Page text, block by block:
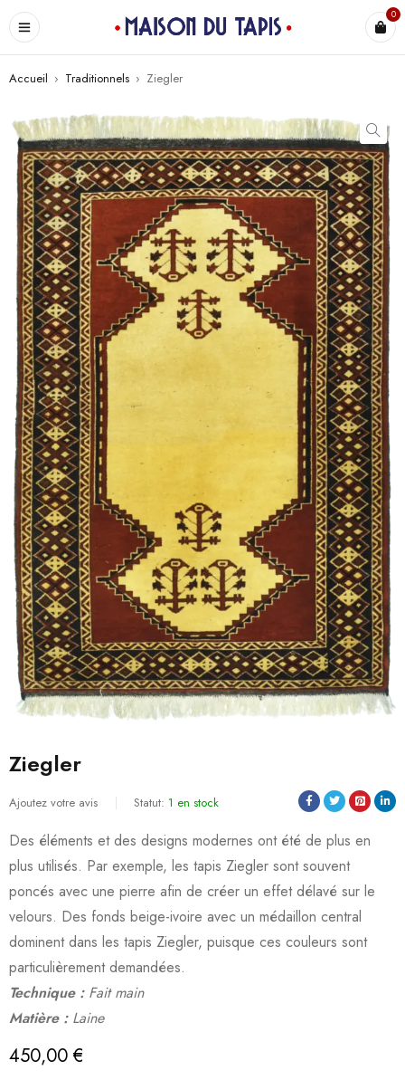
0
Accueil › Traditionnels › Ziegler
Ziegler
Ajoutez votre avis Statut: 1 en stock
Des éléments et des designs modernes ont été de plus en
plus utilisés. Par exemple, les tapis Ziegler sont souvent
poncés avec une pierre afin de créer un effet délavé sur le
velours. Des fonds beige-ivoire avec un médaillon central
dominent dans les tapis Ziegler, puisque ces couleurs sont
particulièrement demandées.
Technique : Fait main
Matière : Laine
450,00€